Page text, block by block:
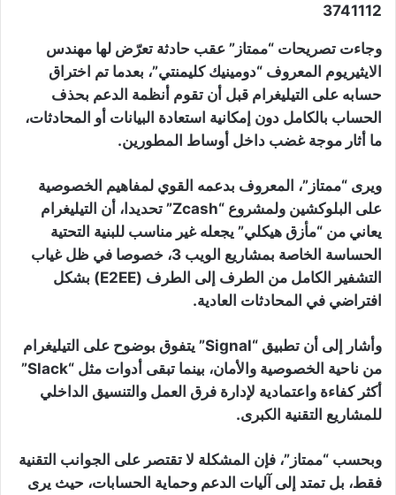
3741112
وجاءت تصريحات “ممتاز” عقب حادثة تعرّض لها مهندس
الايثيريوم المعروف “دومينيك كليمنتي”، بعدما تم اختراق
حسابه على التيليغرام قبل أن تقوم أنظمة الدعم بحذف
الحساب بالكامل دون إمكانية استعادة البيانات أو المحادثات،
ما أثار موجة غضب داخل أوساط المطورين.
ويرى “ممتاز”، المعروف بدعمه القوي لمفاهيم الخصوصية
على البلوكشين ولمشروع “Zcash” تحديدا، أن التيليغرام
يعاني من “مأزق هيكلي” يجعله غير مناسب للبنية التحتية
الحساسة الخاصة بمشاريع الويب 3، خصوصا في ظل غياب
التشفير الكامل من الطرف إلى الطرف (E2EE) بشكل
افتراضي في المحادثات العادية.
وأشار إلى أن تطبيق “Signal” يتفوق بوضوح على التيليغرام
من ناحية الخصوصية والأمان، بينما تبقى أدوات مثل “Slack”
أكثر كفاءة واعتمادية لإدارة فرق العمل والتنسيق الداخلي
للمشاريع التقنية الكبرى.
وبحسب “ممتاز”، فإن المشكلة لا تقتصر على الجوانب التقنية
فقط، بل تمتد إلى آليات الدعم وحماية الحسابات، حيث يرى